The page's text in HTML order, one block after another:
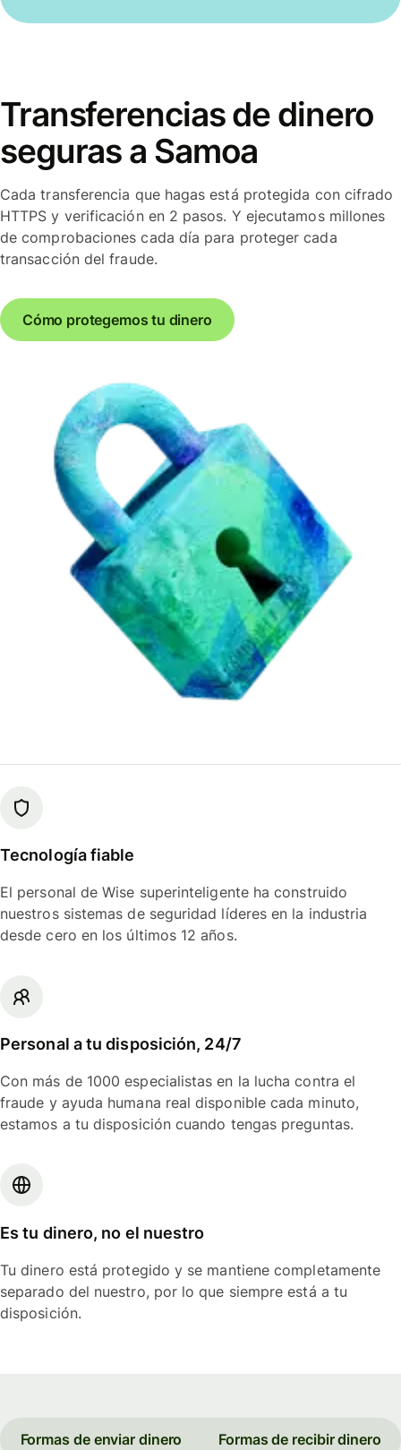
Transferencias de dinero
seguras a Samoa
Cada transferencia que hagas está protegida con cifrado
HTTPS y verificación en 2 pasos. Y ejecutamos millones
de comprobaciones cada día para proteger cada
transacción del fraude.
Cómo protegemos tu dinero
Tecnología fiable
El personal de Wise superinteligente ha construido
nuestros sistemas de seguridad líderes en la industria
desde cero en los últimos 12 años.
Personal a tu disposición, 24/7
Con más de 1000 especialistas en la lucha contra el
fraude y ayuda humana real disponible cada minuto,
estamos a tu disposición cuando tengas preguntas.
Es tu dinero, no el nuestro
Tu dinero está protegido y se mantiene completamente
separado del nuestro, por lo que siempre está a tu
disposición.
Formas de enviar dinero Formas de recibir dinero